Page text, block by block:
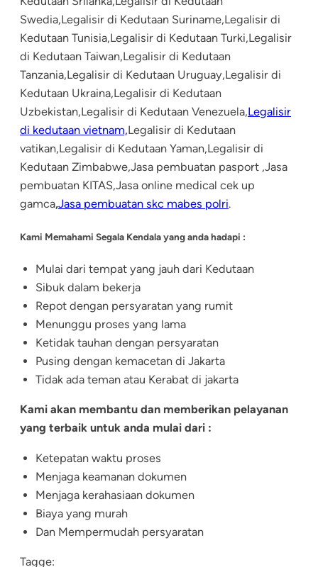
Swedia,Legalisir di Kedutaan Suriname,Legalisir di
Kedutaan Tunisia,Legalisir di Kedutaan Turki,Legalisir
di Kedutaan Taiwan,Legalisir di Kedutaan
Tanzania,Legalisir di Kedutaan Uruguay,Legalisir di
Kedutaan Ukraina,Legalisir di Kedutaan
Uzbekistan,Legalisir di Kedutaan Venezuela,Legalisir
di kedutaan vietnam,Legalisir di Kedutaan
vatikan,Legalisir di Kedutaan Yaman,Legalisir di
Kedutaan Zimbabwe,Jasa pembuatan pasport ,Jasa
pembuatan KITAS,Jasa online medical cek up
gamca,Jasa pembuatan skc mabes polri.
Kami Memahami Segala Kendala yang anda hadapi :
Mulai dari tempat yang jauh dari Kedutaan
Sibuk dalam bekerja
Repot dengan persyaratan yang rumit
Menunggu proses yang lama
Ketidak tauhan dengan persyaratan
Pusing dengan kemacetan di Jakarta
Tidak ada teman atau Kerabat di jakarta
Kami akan membantu dan memberikan pelayanan
yang terbaik untuk anda mulai dari :
Ketepatan waktu proses
Menjaga keamanan dokumen
Menjaga kerahasiaan dokumen
Biaya yang murah
Dan Mempermudah persyaratan
Tagge: